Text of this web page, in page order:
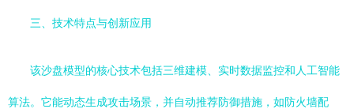
三、技术特点与创新应用
该沙盘模型的核心技术包括三维建模、实时数据监控和人工智能
算法。它能动态生成攻击场景，并自动推荐防御措施，如防火墙配